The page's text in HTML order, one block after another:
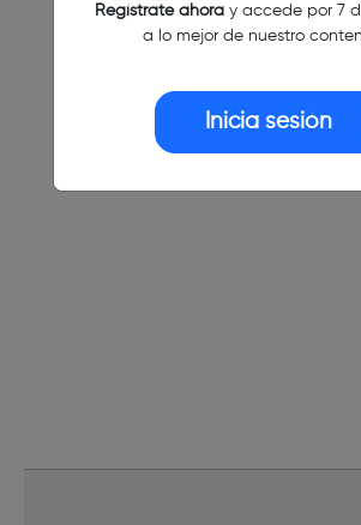
Regístrate ahoray accede por 7
a lo mejor de nuestro
Inicia sesión